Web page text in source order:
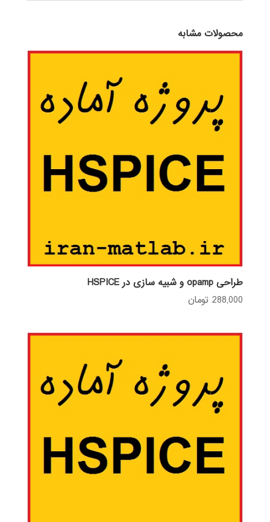
محصولات مشابه
طراحی opamp و شبیه سازی در HSPICE
288,000 تومان